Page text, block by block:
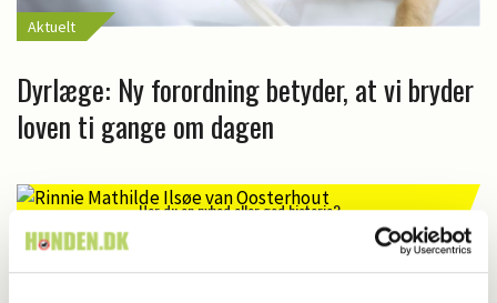
Aktuelt
Dyrlæge: Ny forordning betyder, at vi bryder
loven ti gange om dagen
Har du en nyhed eller god historie?
Kontakt Rinnie Mathilde Ilsøe van Oosterhout